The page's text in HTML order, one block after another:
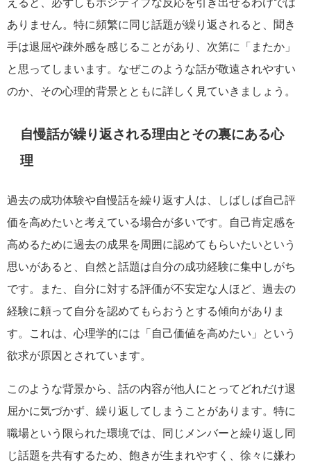
ありません。特に頻繁に同じ話題が繰り返されると、聞き
手は退屈や疎外感を感じることがあり、次第に「またか」
と思ってしまいます。なぜこのような話が敬遠されやすい
のか、その心理的背景とともに詳しく見ていきましょう。
自慢話が繰り返される理由とその裏にある心
理
過去の成功体験や自慢話を繰り返す人は、しばしば自己評
価を高めたいと考えている場合が多いです。自己肯定感を
高めるために過去の成果を周囲に認めてもらいたいという
思いがあると、自然と話題は自分の成功経験に集中しがち
です。また、自分に対する評価が不安定な人ほど、過去の
経験に頼って自分を認めてもらおうとする傾向がありま
す。これは、心理学的には「自己価値を高めたい」という
欲求が原因とされています。
このような背景から、話の内容が他人にとってどれだけ退
屈かに気づかず、繰り返してしまうことがあります。特に
職場という限られた環境では、同じメンバーと繰り返し同
じ話題を共有するため、飽きが生まれやすく、徐々に嫌わ